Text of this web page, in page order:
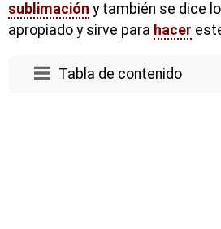
sublimación y también se dice
apropiado y sirve para hacer
Tabla de contenido